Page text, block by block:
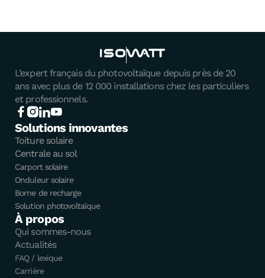
L’expert français du photovoltaïque depuis près de 20
ans avec plus de 12 000 installations chez les particuliers
et professionnels.
Solutions innovantes
Toiture solaire
Centrale au sol
Carport solaire
Onduleur solaire
Borne de recharge
Solution photovoltaïque
À propos
Qui sommes-nous
Actualités
FAQ / lexique
Carrière